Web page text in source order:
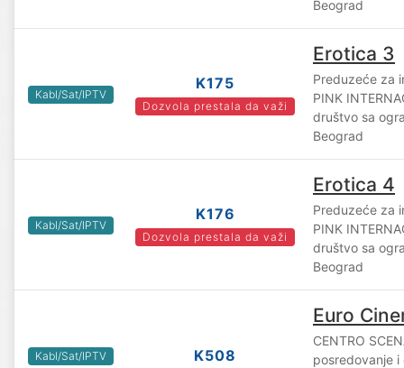
Beograd
Kabl/Sat/IPTV
K175
Dozvola prestala da važi
Erotica 3
Preduzeće za
PINK
društvo sa
Beograd
Kabl/Sat/IPTV
K176
Dozvola prestala da važi
Erotica 4
Preduzeće za
PINK
društvo sa
Beograd
Kabl/Sat/IPTV K508
Euro
CENTRO
posredovanje